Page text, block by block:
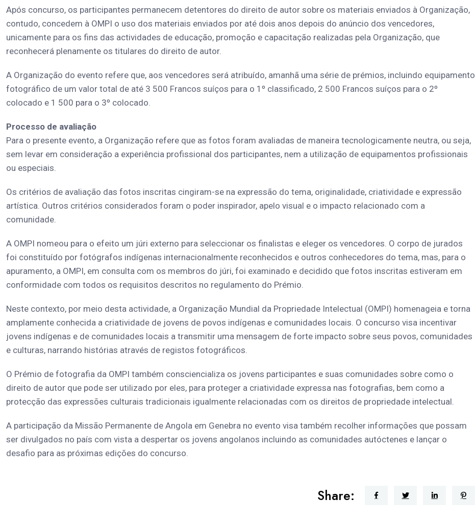
Após concurso, os participantes permanecem detentores do direito de autor sobre os materiais enviados à Organização,
contudo, concedem à OMPI o uso dos materiais enviados por até dois anos depois do anúncio dos vencedores,
unicamente para os fins das actividades de educação, promoção e capacitação realizadas pela Organização, que
reconhecerá plenamente os titulares do direito de autor.
A Organização do evento refere que, aos vencedores será atribuído, amanhã uma série de prémios, incluindo equipamento
fotográfico de um valor total de até 3 500 Francos suíços para o 1º classificado, 2 500 Francos suíços para o 2º
colocado e 1 500 para o 3º colocado.
Processo de avaliação
Para o presente evento, a Organização refere que as fotos foram avaliadas de maneira tecnologicamente neutra, ou seja,
sem levar em consideração a experiência profissional dos participantes, nem a utilização de equipamentos profissionais
ou especiais.
Os critérios de avaliação das fotos inscritas cingiram-se na expressão do tema, originalidade, criatividade e expressão
artística. Outros critérios considerados foram o poder inspirador, apelo visual e o impacto relacionado com a
comunidade.
A OMPI nomeou para o efeito um júri externo para seleccionar os finalistas e eleger os vencedores. O corpo de jurados
foi constituído por fotógrafos indígenas internacionalmente reconhecidos e outros conhecedores do tema, mas, para o
apuramento, a OMPI, em consulta com os membros do júri, foi examinado e decidido que fotos inscritas estiveram em
conformidade com todos os requisitos descritos no regulamento do Prémio.
Neste contexto, por meio desta actividade, a Organização Mundial da Propriedade Intelectual (OMPI) homenageia e torna
amplamente conhecida a criatividade de jovens de povos indígenas e comunidades locais. O concurso visa incentivar
jovens indígenas e de comunidades locais a transmitir uma mensagem de forte impacto sobre seus povos, comunidades
e culturas, narrando histórias através de registos fotográficos.
O Prémio de fotografia da OMPI também consciencializa os jovens participantes e suas comunidades sobre como o
direito de autor que pode ser utilizado por eles, para proteger a criatividade expressa nas fotografias, bem como a
protecção das expressões culturais tradicionais igualmente relacionadas com os direitos de propriedade intelectual.
A participação da Missão Permanente de Angola em Genebra no evento visa também recolher informações que possam
ser divulgados no país com vista a despertar os jovens angolanos incluindo as comunidades autóctenes e lançar o
desafio para as próximas edições do concurso.
Share: